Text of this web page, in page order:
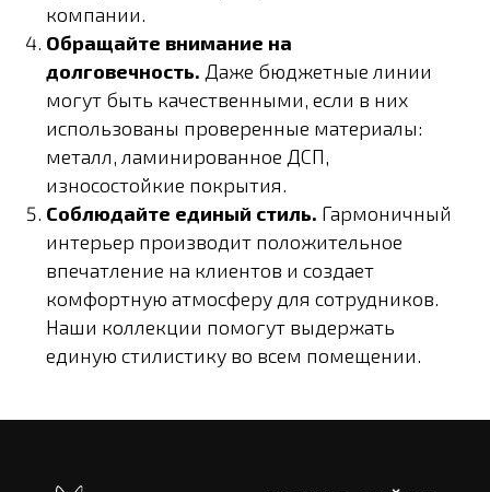
компании.
Обращайте внимание на
долговечность. Даже бюджетные линии
могут быть качественными, если в них
использованы проверенные материалы:
металл, ламинированное ДСП,
износостойкие покрытия.
Соблюдайте единый стиль. Гармоничный
интерьер производит положительное
впечатление на клиентов и создает
комфортную атмосферу для сотрудников.
Наши коллекции помогут выдержать
единую стилистику во всем помещении.